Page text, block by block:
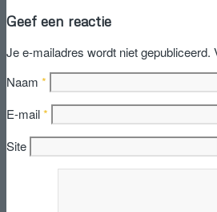
Geef een reactie
Je e-mailadres wordt niet gepubliceerd.
Naam *
E-mail*
Site